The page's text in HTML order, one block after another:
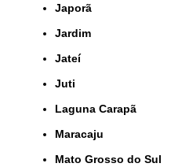
Japorã
Jardim
Jateí
Juti
Laguna Carapã
Maracaju
Mato Grosso do Sul